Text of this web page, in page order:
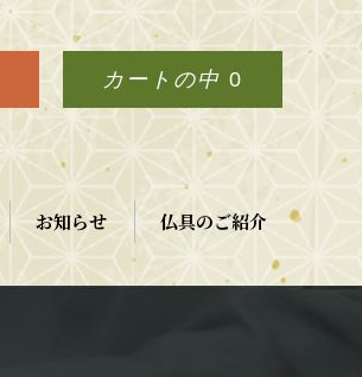
カートの中 0
お知らせ 仏具のご紹介